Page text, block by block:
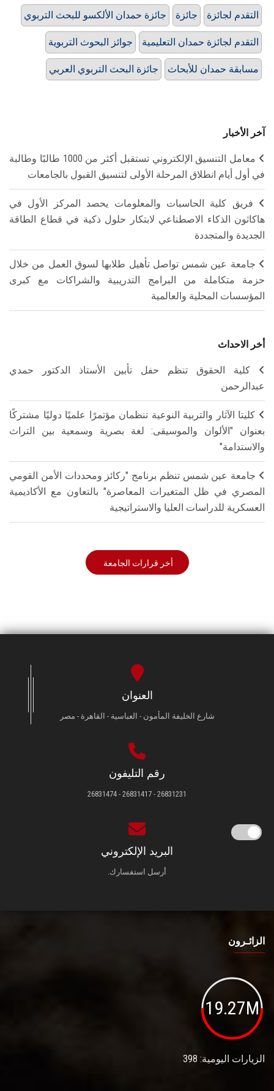
جائزة حمدان الألكسو للبحث التربوي جائزة التقدم لجائزة
جوائز البحوث التربوية التقدم لجائزة حمدان التعليمية
جائزة البحث التربوي العربي مسابقة حمدان للأبحاث
آخر الأخبار
معامل التنسيق الإلكتروني تستقبل أكثر من 1000 طالبًا وطالبة
في أول أيام انطلاق المرحلة الأولى لتنسيق القبول بالجامعات
فريق كلية الحاسبات والمعلومات يحصد المركز الأول في
هاكاثون الذكاء الاصطناعي لابتكار حلول ذكية في قطاع الطاقة
الجديدة والمتجددة
جامعة عين شمس تواصل تأهيل طلابها لسوق العمل من خلال
حزمة متكاملة من البرامج التدريبية والشراكات مع كبرى
المؤسسات المحلية والعالمية
أخر الاحداث
كلية الحقوق تنظم حفل تأبين الأستاذ الدكتور حمدي
عبدالرحمن
كليتا الآثار والتربية النوعية تنظمان مؤتمرًا علميًا دوليًا مشتركًا
بعنوان "الألوان والموسيقى: لغة بصرية وسمعية بين التراث
والاستدامة"
جامعة عين شمس تنظم برنامج "ركائز ومحددات الأمن القومي
المصري في ظل المتغيرات المعاصرة" بالتعاون مع الأكاديمية
العسكرية للدراسات العليا والاستراتيجية
أخر قرارات الجامعة
العنوان
شارع الخليفة المأمون - العباسية - القاهرة - مصر
رقم التليفون
26831231 - 26831417 - 26831474
البريد الإلكتروني
أرسل استفسارك.
الزائـرون
19.27M
الزيارات اليومية: 398